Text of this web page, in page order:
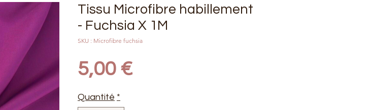
Tissu Microfibre habillement
- Fuchsia X 1M
SKU : Microfibre fuchsia
5,00 €Prix
Quantité *